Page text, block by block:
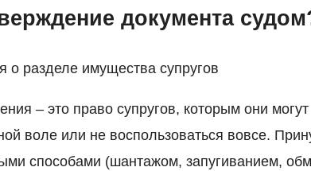
документа
о разделе имущества супругов
– это право супругов, которым они могут
воле или не воспользоваться вовсе.
способами (шантажом, запугиванием,